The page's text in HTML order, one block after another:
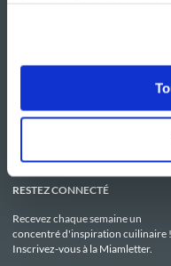
Le Mag'
Boutique
RESTEZ CONNECTÉ
Recevez chaque semaine un
concentré d'inspiration cuilinaire !
Inscrivez-vous à la Miamletter.